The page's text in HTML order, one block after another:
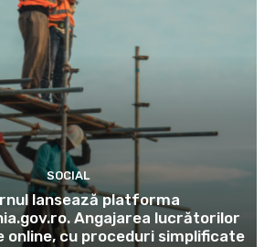
SOCIAL
lansează platforma
Angajarea lucrătorilor
online, cu proceduri simplificate